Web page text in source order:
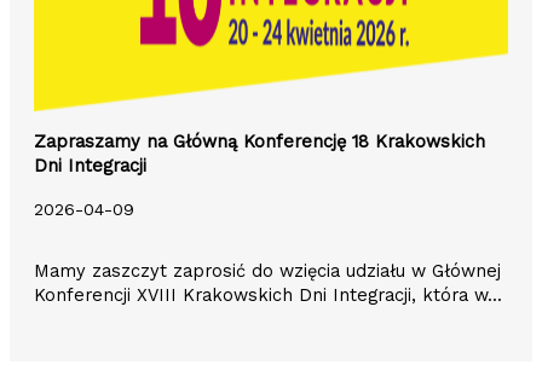
Zapraszamy na Główną Konferencję 18 Krakowskich
Dni Integracji
2026-04-09
Mamy zaszczyt zaprosić do wzięcia udziału w Głównej
Konferencji XVIII Krakowskich Dni Integracji, która w...